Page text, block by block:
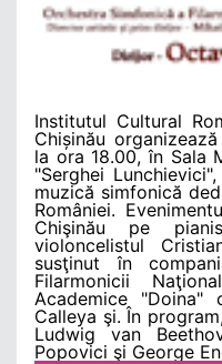
Institutul Cultural
Chișinău
la ora 18.00, în Sala
"Serghei
muzică simfonică
României.
Chişinău pe
violoncelistul
susţinut în
Filarmonicii
Academice
Calleya şi. În
Ludwig van
Popovici şi George